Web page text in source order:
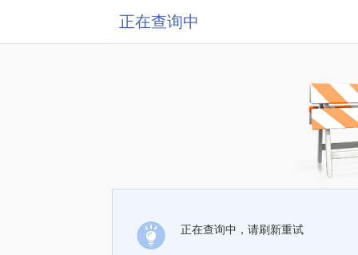
正在查询中
正在查询中，请刷新重试